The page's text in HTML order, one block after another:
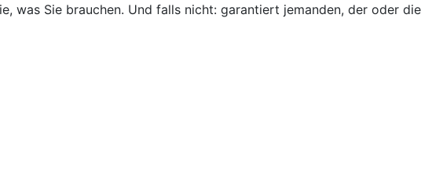
was Sie brauchen. Und falls nicht: garantiert jemanden, der oder die